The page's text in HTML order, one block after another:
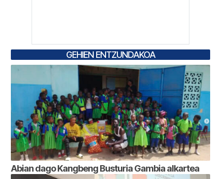
GEHIEN ENTZUNDAKOA
Abian dago Kangbeng Busturia Gambia alkartea